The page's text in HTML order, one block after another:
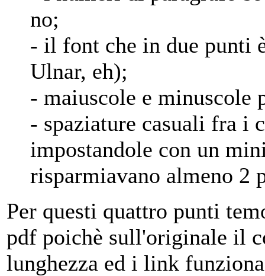
no;
- il font che in due punti
Ulnar, eh);
- maiuscole e minuscole
- spaziature casuali fra i
impostandole con un
risparmiavano almeno 2
Per questi quattro punti
pdf poichè sull'originale il
lunghezza ed i link